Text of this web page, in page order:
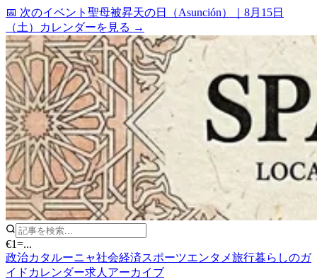
📅 次のイベント 聖母被昇天の日（Asunción）
8月15日
（土）
カレンダーを見る →
€1=...
政治カタルーニャ社会経済スポーツエンタメ旅行暮らしのガ
イド カレンダー求人 アーカイブ